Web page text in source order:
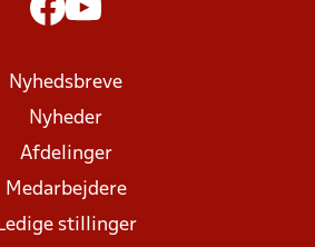
Nyhedsbreve
Nyheder
Afdelinger
Medarbejdere
Ledige stillinger